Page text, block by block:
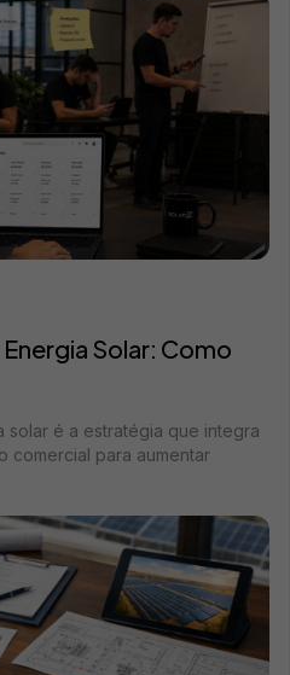
Energia Solar: Como
solar é a estratégia que integra
comercial para aumentar